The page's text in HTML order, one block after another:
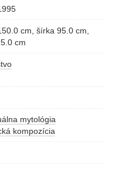
cm, šírka 95.0 cm,
cm
mytológia
kompozícia